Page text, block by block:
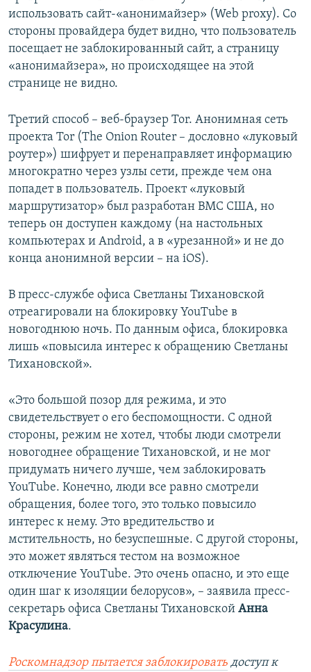
использовать сайт-«анонимайзер» (Web proxy). Со
стороны провайдера будет видно, что пользователь
посещает не заблокированный сайт, а страницу
«анонимайзера», но происходящее на этой
странице не видно.
Третий способ – веб-браузер Tor. Анонимная сеть
проекта Tor (The Onion Router – дословно «луковый
роутер») шифрует и перенаправляет информацию
многократно через узлы сети, прежде чем она
попадет в пользователь. Проект «луковый
маршрутизатор» был разработан ВМС США, но
теперь он доступен каждому (на настольных
компьютерах и Android, а в «урезанной» и не до
конца анонимной версии – на iOS).
В пресс-службе офиса Светланы Тихановской
отреагировали на блокировку YouTube в
новогоднюю ночь. По данным офиса, блокировка
лишь «повысила интерес к обращению Светланы
Тихановской».
«Это большой позор для режима, и это
свидетельствует о его беспомощности. С одной
стороны, режим не хотел, чтобы люди смотрели
новогоднее обращение Тихановской, и не мог
придумать ничего лучше, чем заблокировать
YouTube. Конечно, люди все равно смотрели
обращения, более того, это только повысило
интерес к нему. Это вредительство и
мстительность, но безуспешные. С другой стороны,
это может являться тестом на возможное
отключение YouTube. Это очень опасно, и это еще
один шаг к изоляции белорусов», – заявила пресс-
секретарь офиса Светланы Тихановской Анна
Красулина.
Роскомнадзор пытается заблокировать доступ к